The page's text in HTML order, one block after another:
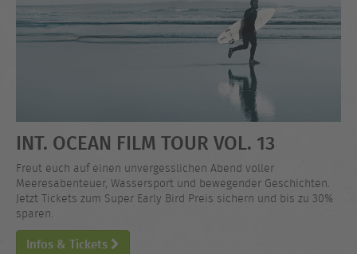
INT. OCEAN FILM TOUR VOL. 13
Freut euch auf einen unvergesslichen Abend voller
Meeresabenteuer, Wassersport und bewegender Geschichten.
Jetzt Tickets zum Super Early Bird Preis sichern und bis zu 30%
sparen.
Infos & Tickets